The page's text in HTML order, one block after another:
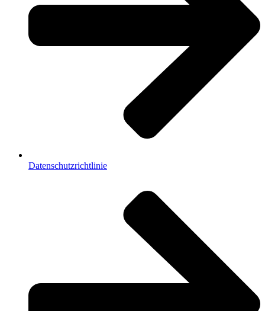
Datenschutzrichtlinie